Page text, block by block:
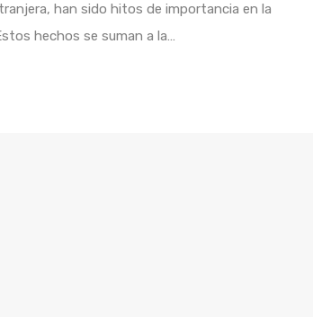
han sido hitos de importancia en la
hechos se suman a la…